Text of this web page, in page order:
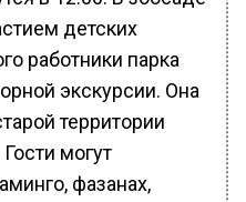
детских
работники парка
экскурсии. Она
территории
могут
фазанах,